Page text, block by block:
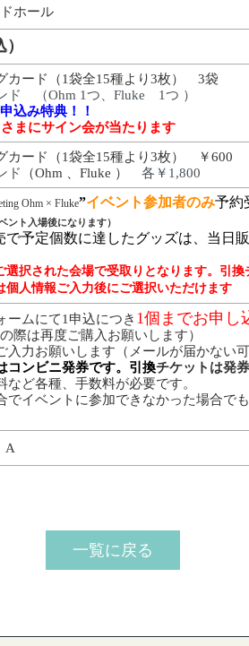
ホール
カード（1袋全15種より3枚） 3袋
ド （Ohm 1つ、Fluke 1つ ）
込み特典！！
まにサイン会が当たります
カード（1袋全15種より3枚） ￥600
ド
（Ohm 、Fluke ） 各￥1,800
Ohm × Fluke”イベント参加者のみ予約
ント入場後になります）
で予定個数に達したグッズは、当日
選択された会場で受取りとなります。引換
個人情報ご入力後にご選択いただけます
ームにて1申込につき 1個ま でお申し
際は再度ご購入お願いします）
入力お願いします（メールが届かない
コンビニ発券です。引換チケットは発
など各種、手数料が必要です。
でイベントに参加できなかった場合で
A
一覧に戻る